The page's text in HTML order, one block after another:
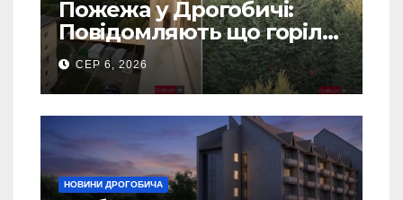
Пожежа у Дрогобичі:
Повідомляють що горіло
5 гаражів (Відео)
СЕР 6, 2026
НОВИНИ ДРОГОБИЧА